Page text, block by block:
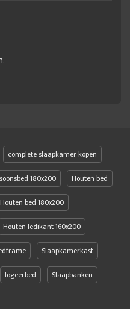
complete slaapkamer kopen
180x200
Houten bed
Houten bed 180x200
Houten ledikant 160x200
Slaapkamerkast
logeerbed Slaapbanken